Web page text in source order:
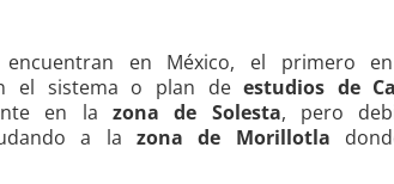
en México, el primero
el sistema o plan deestudios de
en lazona de Solesta, pero
a la zona de Morillotla